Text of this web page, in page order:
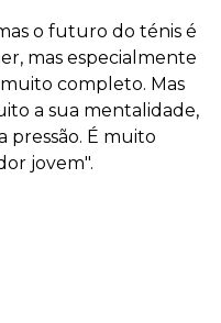
o futuro do ténis é
mas especialmente
completo. Mas
a sua mentalidade,
pressão. É muito
jovem".